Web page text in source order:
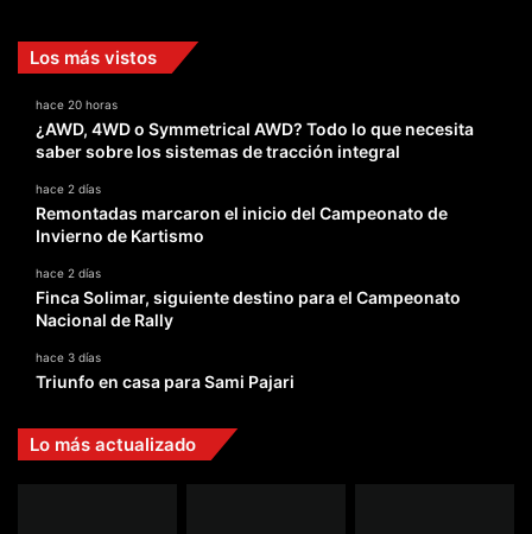
Los más vistos
hace 20 horas
¿AWD, 4WD o Symmetrical AWD? Todo lo que necesita
saber sobre los sistemas de tracción integral
hace 2 días
Remontadas marcaron el inicio del Campeonato de
Invierno de Kartismo
hace 2 días
Finca Solimar, siguiente destino para el Campeonato
Nacional de Rally
hace 3 días
Triunfo en casa para Sami Pajari
Lo más actualizado